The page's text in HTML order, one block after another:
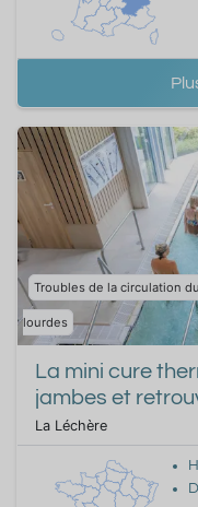
Troubles de la circulation
lourdes
La mini cure
jambes et
La Léchère